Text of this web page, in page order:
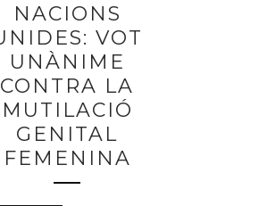
NACIONS
VOT
UNÀNIME
CONTRA LA
MUTILACIÓ
GENITAL
FEMENINA